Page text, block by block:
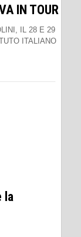
IN TOUR
IL 28 E 29
ITALIANO
la